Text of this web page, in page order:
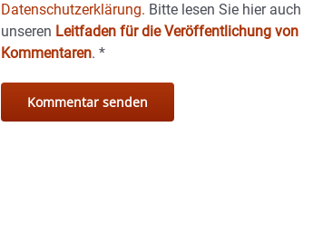
Datenschutzerklärung. Bitte lesen Sie hier auch
unseren Leitfaden für die Veröffentlichung von
Kommentaren.*